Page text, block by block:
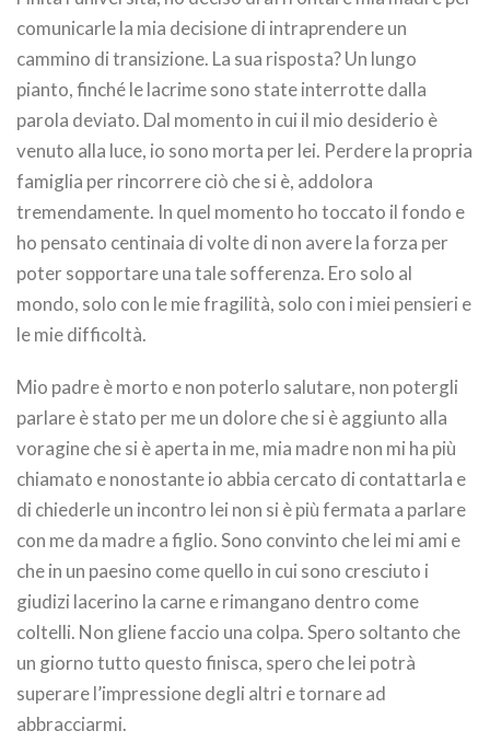
comunicarle la mia decisione di intraprendere un
cammino di transizione. La sua risposta? Un lungo
pianto, finché le lacrime sono state interrotte dalla
parola deviato. Dal momento in cui il mio desiderio è
venuto alla luce, io sono morta per lei. Perdere la propria
famiglia per rincorrere ciò che si è, addolora
tremendamente. In quel momento ho toccato il fondo e
ho pensato centinaia di volte di non avere la forza per
poter sopportare una tale sofferenza. Ero solo al
mondo, solo con le mie fragilità, solo con i miei pensieri e
le mie difficoltà.
Mio padre è morto e non poterlo salutare, non potergli
parlare è stato per me un dolore che si è aggiunto alla
voragine che si è aperta in me, mia madre non mi ha più
chiamato e nonostante io abbia cercato di contattarla e
di chiederle un incontro lei non si è più fermata a parlare
con me da madre a figlio. Sono convinto che lei mi ami e
che in un paesino come quello in cui sono cresciuto i
giudizi lacerino la carne e rimangano dentro come
coltelli. Non gliene faccio una colpa. Spero soltanto che
un giorno tutto questo finisca, spero che lei potrà
superare l’impressione degli altri e tornare ad
abbracciarmi.